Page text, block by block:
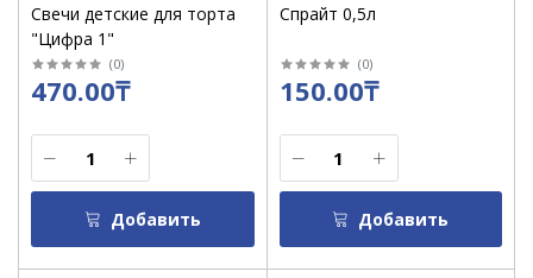
Свечи детские для торта
"Цифра 1"
(0)
470.00₸
Добавить
Спрайт 0,5л
(0)
150.00₸
Добавить